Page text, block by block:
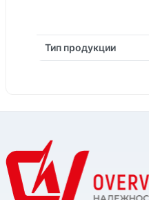
Тип продукции